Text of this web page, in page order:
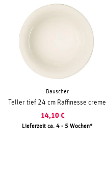
Bauscher
Teller tief 24 cm Raffinesse creme
14,10 €
Lieferzeit ca. 4 - 5 Wochen